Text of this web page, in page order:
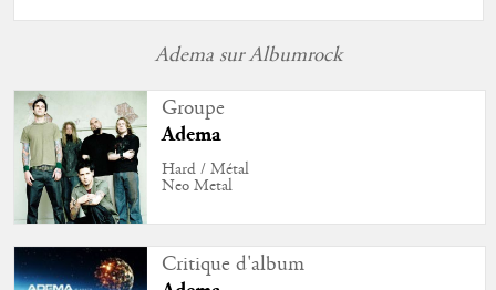
Adema sur Albumrock
Groupe
Adema
Hard / Métal
Neo Metal
Critique d'album